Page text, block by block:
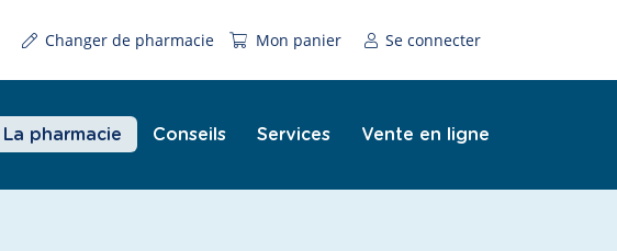
Changer de pharmacie Mon panier Se connecter
La pharmacie Conseils Services Vente en ligne